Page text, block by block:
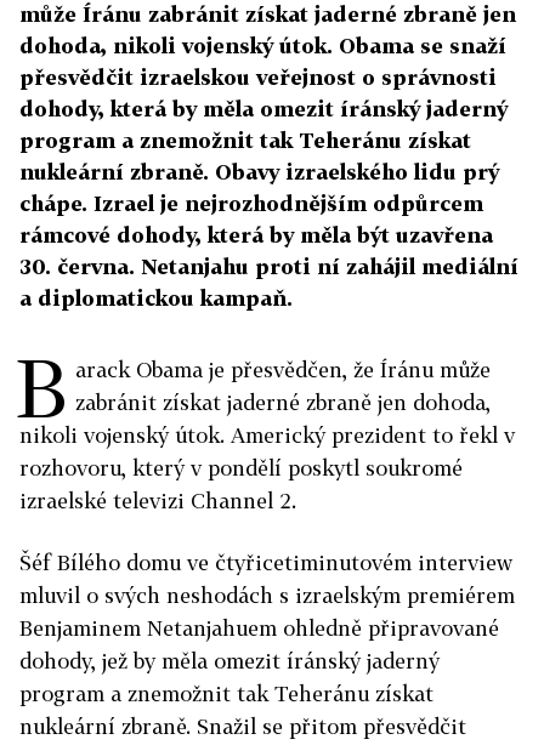
může Íránu zabránit získat jaderné zbraně jen
dohoda, nikoli vojenský útok. Obama se snaží
přesvědčit izraelskou veřejnost o správnosti
dohody, která by měla omezit íránský jaderný
program a znemožnit tak Teheránu získat
nukleární zbraně. Obavy izraelského lidu prý
chápe. Izrael je nejrozhodnějším odpůrcem
rámcové dohody, která by měla být uzavřena
30. června. Netanjahu proti ní zahájil mediální
a diplomatickou kampaň.
B arack Obama je přesvědčen, že Íránu může
zabránit získat jaderné zbraně jen dohoda,
nikoli vojenský útok. Americký prezident to řekl v
rozhovoru, který v pondělí poskytl soukromé
izraelské televizi Channel 2.
Šéf Bílého domu ve čtyřicetiminutovém interview
mluvil o svých neshodách s izraelským premiérem
Benjaminem Netanjahuem ohledně připravované
dohody, jež by měla omezit íránský jaderný
program a znemožnit tak Teheránu získat
nukleární zbraně. Snažil se přitom přesvědčit